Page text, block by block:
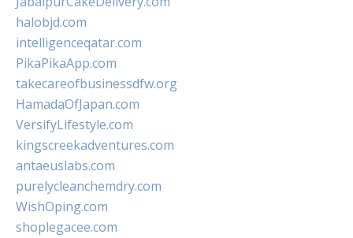
halobjd.com
intelligenceqatar.com
PikaPikaApp.com
takecareofbusinessdfw.org
HamadaOfJapan.com
VersifyLifestyle.com
kingscreekadventures.com
antaeuslabs.com
purelycleanchemdry.com
WishOping.com
shoplegacee.com